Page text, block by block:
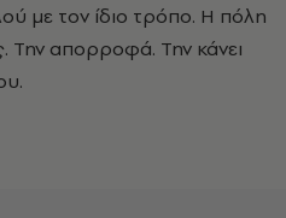
με τον ίδιο τρόπο. Η πόλη
Την απορροφά. Την κάνει